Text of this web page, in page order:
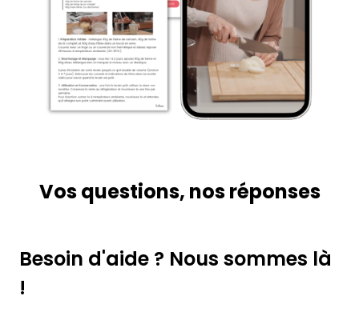
Vos questions, nos réponses
Besoin d'aide ? Nous sommes là
!